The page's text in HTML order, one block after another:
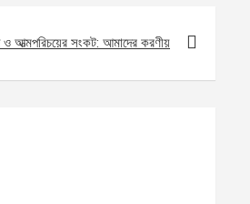
ও আত্মপরিচয়ের সংকট: আমাদের করণীয়